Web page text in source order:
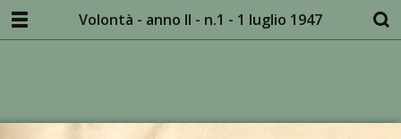
Volontà - anno II - n.1 - 1 luglio 1947